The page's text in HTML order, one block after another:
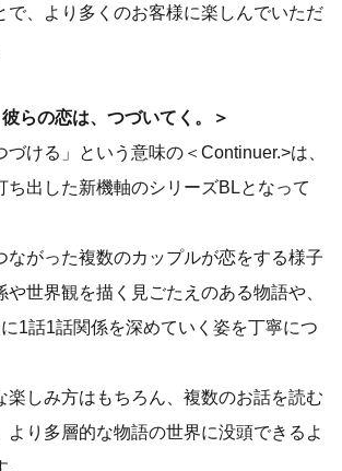
で、より多くのお客様に楽しんでいただ
らの恋は、つづいてく。＞
ける」という意味の＜Continuer.>は、
ち出した新機軸のシリーズBLとなって
ながった複数のカップルが恋をする様子
や世界観を描く見ごたえのある物語や、
1話1話関係を深めていく姿を丁寧につ
楽しみ方はもちろん、複数のお話を読む
より多層的な物語の世界に没頭できるよ